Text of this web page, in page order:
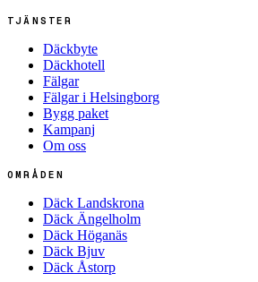
TJÄNSTER
Däckbyte
Däckhotell
Fälgar
Fälgar i Helsingborg
Bygg paket
Kampanj
Om oss
OMRÅDEN
Däck Landskrona
Däck Ängelholm
Däck Höganäs
Däck Bjuv
Däck Åstorp